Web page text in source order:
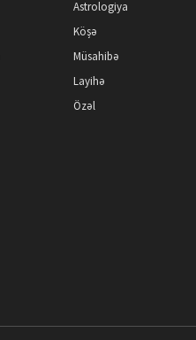
Astrologiya
Köşə
Müsahibə
Layihə
Özəl